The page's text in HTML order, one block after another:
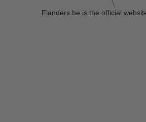
Flanders.be is the official